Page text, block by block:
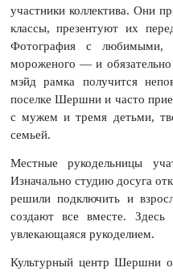
участники коллектива. Они
классы, презентуют их
Фотография с любимыми,
мороженого — и
мэйд рамка получится
поселке Шершни и часто
с мужем и тремя детьми,
семьей.
Местные рукодельницы
Изначально студию досуга
решили подключить и
создают все вместе.
увлекающаяся рукоделием.
Культурный центр Шершни